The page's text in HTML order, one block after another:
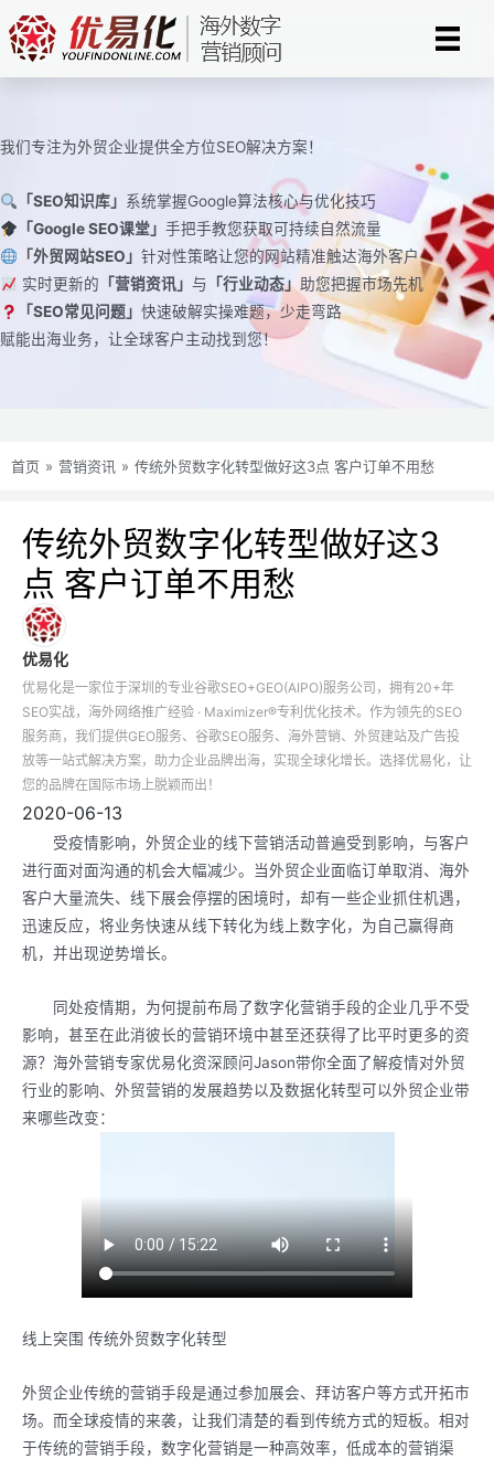
至
我们专注为外贸企业提供全方位SEO解决方案！
「SEO知识库」 系统掌握Google算法核心与优化技巧
「Google SEO课堂」 手把手教您获取可持续自然流量
「外贸网站SEO」 针对性策略让您的网站精准触达海外客户
实时更新的 「营销资讯」 与 「行业动态」 助您把握市场先机
「SEO常见问题」 快速破解实操难题，少走弯路
赋能出海业务，让全球客户主动找到您！
首页 » 营销资讯 » 传统外贸数字化转型做好这3点 客户订单不用愁
传统外贸数字化转型做好这3
点 客户订单不用愁
优易化
优易化是一家位于深圳的专业谷歌SEO+GEO(AIPO)服务公司，拥有20+年
SEO实战，海外网络推广经验 · Maximizer®专利优化技术。作为领先的SEO
服务商，我们提供GEO服务、谷歌SEO服务、海外营销、外贸建站及广告投
放等一站式解决方案，助力企业品牌出海，实现全球化增长。选择优易化，让
您的品牌在国际市场上脱颖而出！
2020-06-13
受疫情影响，外贸企业的线下营销活动普遍受到影响，与客户
进行面对面沟通的机会大幅减少。当外贸企业面临订单取消、海外
客户大量流失、线下展会停摆的困境时，却有一些企业抓住机遇，
迅速反应，将业务快速从线下转化为线上数字化，为自己赢得商
机，并出现逆势增长。
同处疫情期，为何提前布局了数字化营销手段的企业几乎不受
影响，甚至在此消彼长的营销环境中甚至还获得了比平时更多的资
源？海外营销专家优易化资深顾问Jason带你全面了解疫情对外贸
行业的影响、外贸营销的发展趋势以及数据化转型可以外贸企业带
来哪些改变：
线上突围 传统外贸数字化转型
外贸企业传统的营销手段是通过参加展会、拜访客户等方式开拓市
场。而全球疫情的来袭，让我们清楚的看到传统方式的短板。相对
于传统的营销手段，数字化营销是一种高效率，低成本的营销渠